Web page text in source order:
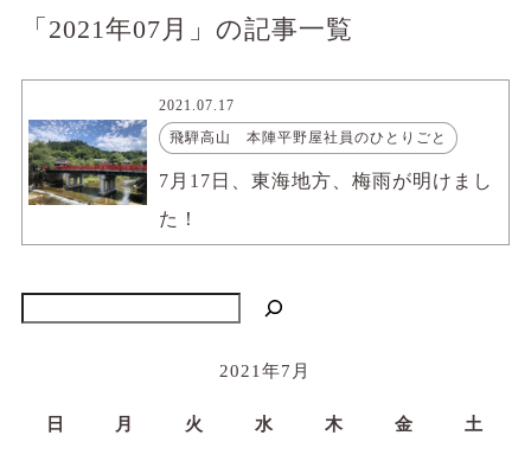
「2021年07月」の記事一覧
2021.07.17
飛騨高山 本陣平野屋社員のひとりごと
7月17日、東海地方、梅雨が明けまし
た！
2021年7月
日 月 火 水 木 金 土